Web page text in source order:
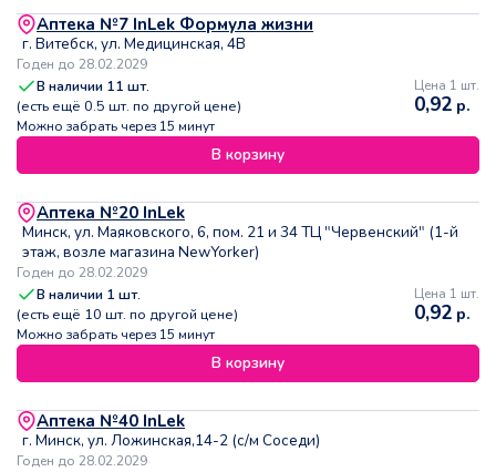
Аптека №7 InLek Формула жизни
г. Витебск, ул. Медицинская, 4В
Годен до 28.02.2029
В наличии 11 шт.
(есть ещё 0.5 шт. по другой цене)
Можно забрать через 15 минут
Цена 1 шт.
0,92 р.
В корзину
Аптека №20 InLek
Минск, ул. Маяковского, 6, пом. 21 и 34 ТЦ "Червенский" (1-й
этаж, возле магазина NewYorker)
Годен до 28.02.2029
В наличии 1 шт.
(есть ещё 10 шт. по другой цене)
Можно забрать через 15 минут
Цена 1 шт.
0,92 р.
В корзину
Аптека №40 InLek
г. Минск, ул. Ложинская,14-2 (с/м Соседи)
Годен до 28.02.2029